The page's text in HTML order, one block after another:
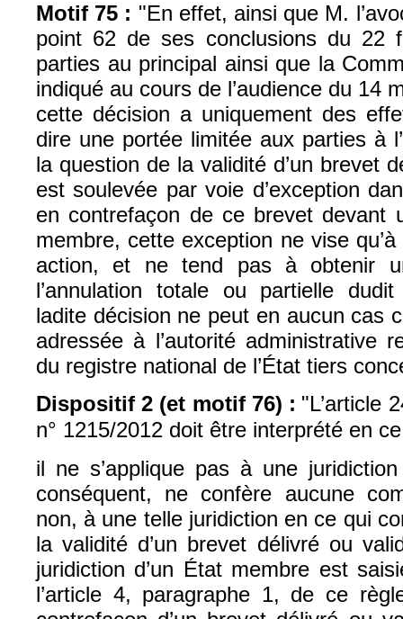
Motif 75 : "En effet, ainsi que M.
point 62 de ses conclusions du 22
parties au principal ainsi que la
indiqué au cours de l’audience du 14
cette décision a uniquement des
dire une portée limitée aux parties à
la question de la validité d’un brevet
est soulevée par voie d’exception
en contrefaçon de ce brevet devant
membre, cette exception ne vise
action, et ne tend pas à obtenir
l’annulation totale ou partielle
ladite décision ne peut en aucun cas
adressée à l’autorité administrative
du registre national de l’État tiers
Dispositif 2 (et motif 76) : "L’article
n° 1215/2012 doit être interprété en
il ne s’applique pas à une
conséquent, ne confère aucune
non, à une telle juridiction en ce qui
la validité d’un brevet délivré ou
juridiction d’un État membre est
l’article 4, paragraphe 1, de ce